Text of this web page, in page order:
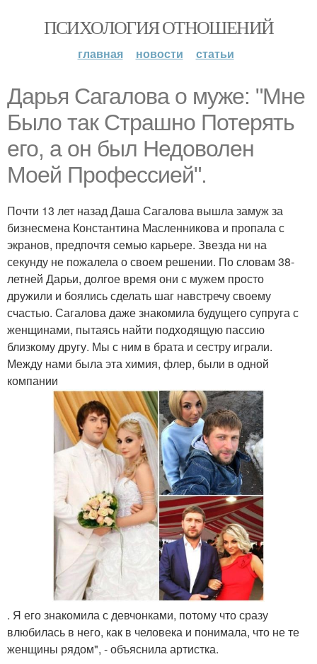
ПСИХОЛОГИЯ ОТНОШЕНИЙ
главная новости статьи
Дарья Сагалова о муже: "Мне
Было так Страшно Потерять
его, а он был Недоволен
Моей Профессией".
Почти 13 лет назад Даша Сагалова вышла замуж за
бизнесмена Константина Масленникова и пропала с
экранов, предпочтя семью карьере. Звезда ни на
секунду не пожалела о своем решении. По словам 38-
летней Дарьи, долгое время они с мужем просто
дружили и боялись сделать шаг навстречу своему
счастью. Сагалова даже знакомила будущего супруга с
женщинами, пытаясь найти подходящую пассию
близкому другу. Мы с ним в брата и сестру играли.
Между нами была эта химия, флер, были в одной
компании
. Я его знакомила с девчонками, потому что сразу
влюбилась в него, как в человека и понимала, что не те
женщины рядом", - объяснила артистка.